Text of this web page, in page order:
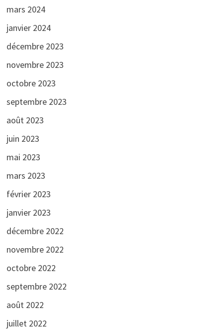
mars 2024
janvier 2024
décembre 2023
novembre 2023
octobre 2023
septembre 2023
août 2023
juin 2023
mai 2023
mars 2023
février 2023
janvier 2023
décembre 2022
novembre 2022
octobre 2022
septembre 2022
août 2022
juillet 2022